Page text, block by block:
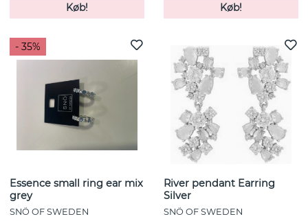
Køb!
Køb!
- 35%
Essence small ring ear mix
grey
SNÖ OF SWEDEN
River pendant Earring
Silver
SNÖ OF SWEDEN